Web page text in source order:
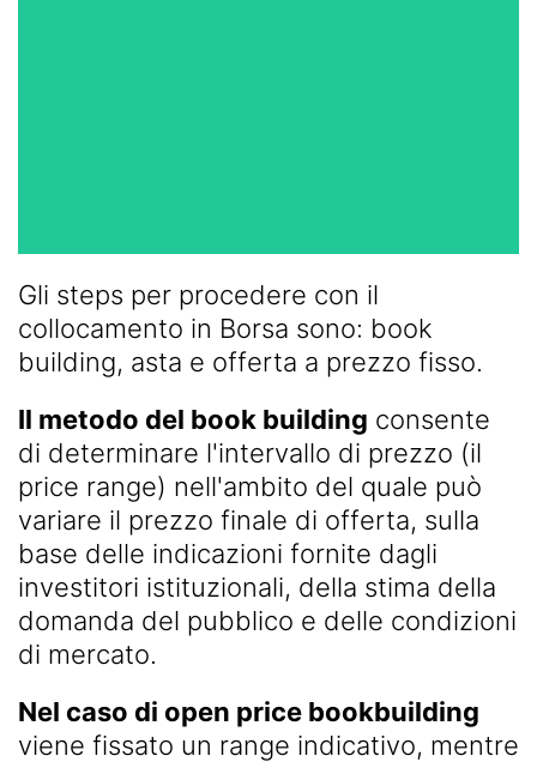
Gli steps per procedere con il
collocamento in Borsa sono: book
building, asta e offerta a prezzo fisso.
Il metodo del book building consente
di determinare l'intervallo di prezzo (il
price range) nell'ambito del quale può
variare il prezzo finale di offerta, sulla
base delle indicazioni fornite dagli
investitori istituzionali, della stima della
domanda del pubblico e delle condizioni
di mercato.
Nel caso di open price bookbuilding
viene fissato un range indicativo, mentre